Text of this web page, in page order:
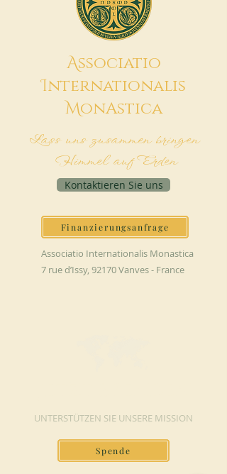
Associatio
Internationalis
MonAstica
Lass uns zusammen bringen
Himmel auf Erden
Kontaktieren Sie uns
Finanzierungsanfrage
Associatio Internationalis Monastica
7 rue d’Issy, 92170 Vanves - France
UNTERSTÜTZEN SIE UNSERE MISSION
Spende